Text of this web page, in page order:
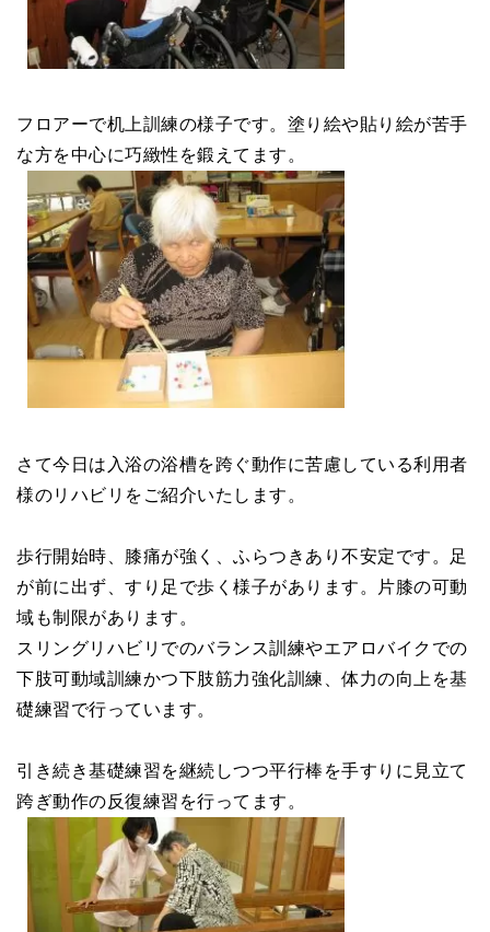
フロアーで机上訓練の様子です。塗り絵や貼り絵が苦手
な方を中心に巧緻性を鍛えてます。
さて今日は入浴の浴槽を跨ぐ動作に苦慮している利用者
様のリハビリをご紹介いたします。
歩行開始時、膝痛が強く、ふらつきあり不安定です。足
が前に出ず、すり足で歩く様子があります。片膝の可動
域も制限があります。
スリングリハビリでのバランス訓練やエアロバイクでの
下肢可動域訓練かつ下肢筋力強化訓練、体力の向上を基
礎練習で行っています。
引き続き基礎練習を継続しつつ平行棒を手すりに見立て
跨ぎ動作の反復練習を行ってます。